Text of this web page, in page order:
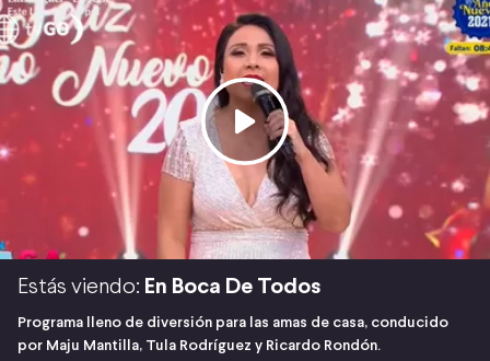
Estás viendo: En Boca De Todos
Programa lleno de diversión para las amas de casa, conducido
por Maju Mantilla, Tula Rodríguez y Ricardo Rondón.